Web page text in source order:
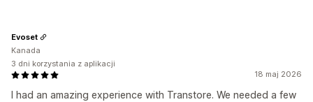
18 maj 2026
I had an amazing experience with Transtore. We needed a few
Evoset
Kanada
3 dni korzystania z aplikacji